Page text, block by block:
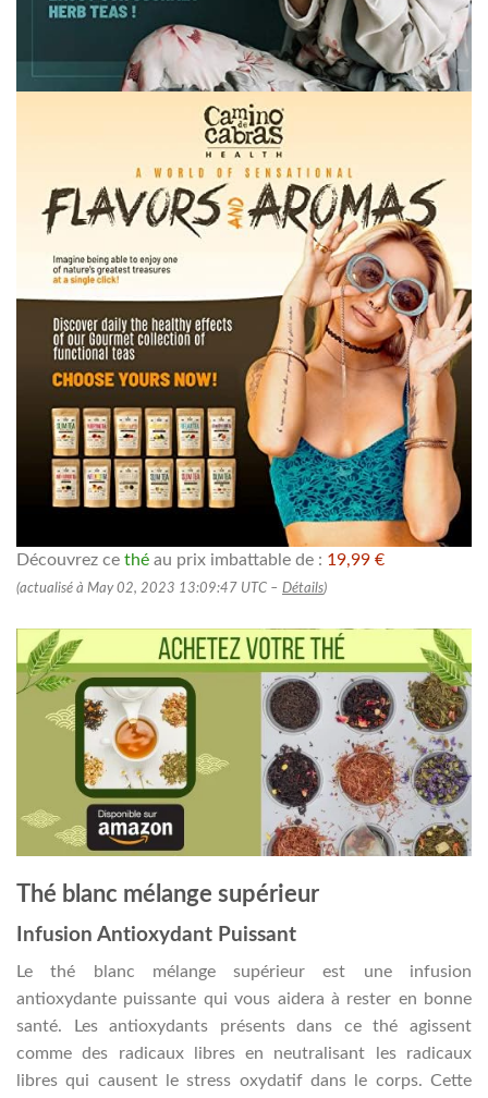
Découvrez ce thé au prix imbattable de : 19,99 €
(actualisé à May 02, 2023 13:09:47 UTC – Détails)
Thé blanc mélange supérieur
Infusion Antioxydant Puissant
Le thé blanc mélange supérieur est une infusion
antioxydante puissante qui vous aidera à rester en bonne
santé. Les antioxydants présents dans ce thé agissent
comme des radicaux libres en neutralisant les radicaux
libres qui causent le stress oxydatif dans le corps. Cette